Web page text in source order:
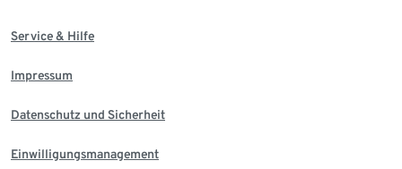
Service & Hilfe
Impressum
Datenschutz und Sicherheit
Einwilligungsmanagement